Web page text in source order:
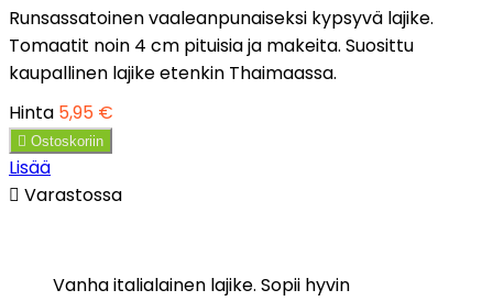
Runsassatoinen vaaleanpunaiseksi kypsyvä lajike.
Tomaatit noin 4 cm pituisia ja makeita. Suosittu
kaupallinen lajike etenkin Thaimaassa.
Hinta 5,95 €
 Ostoskoriin
Lisää
 Varastossa
Vanha italialainen lajike. Sopii hyvin